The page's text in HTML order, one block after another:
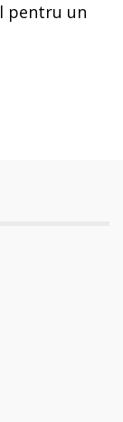
pentru un